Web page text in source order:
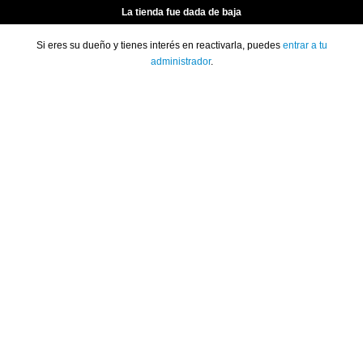
La tienda fue dada de baja
Si eres su dueño y tienes interés en reactivarla, puedes entrar a tu
administrador.